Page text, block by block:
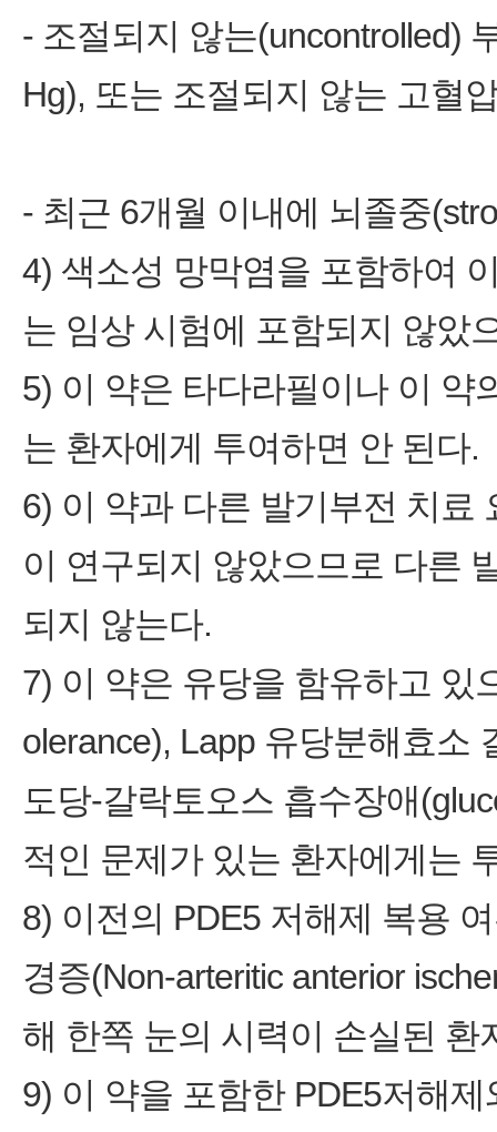
- 조절되지 않는(uncontrolled)
Hg), 또는 조절되지 않는 고혈
- 최근 6개월 이내에 뇌졸중
4) 색소성 망막염을 포함하여
는 임상 시험에 포함되지 않았
5) 이 약은 타다라필이나 이 약
는 환자에게 투여하면 안 된다.
6) 이 약과 다른 발기부전 치료
이 연구되지 않았으므로 다른
되지 않는다.
7) 이 약은 유당을 함유하고 있
olerance), Lapp 유당분해효소
도당-갈락토오스 흡수장애
적인 문제가 있는 환자에게는
8) 이전의 PDE5 저해제 복용
경증(Non-arteritic anterior
해 한쪽 눈의 시력이 손실된
9) 이 약을 포함한 PDE5저해